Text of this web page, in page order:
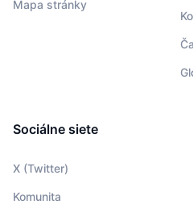
Mapa stránky
Sociálne siete
X (Twitter)
Komunita